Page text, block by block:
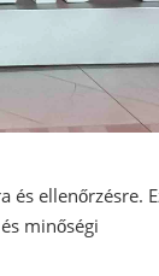
ellenőrzésre.
minőségi